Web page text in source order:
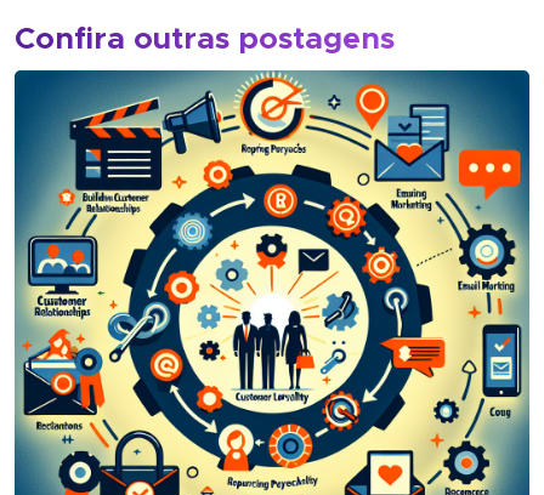
Confira outras postagens